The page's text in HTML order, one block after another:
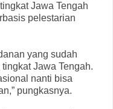
Jawa Tengah
pelestarian
yang sudah
Jawa Tengah.
nanti bisa
pungkasnya.